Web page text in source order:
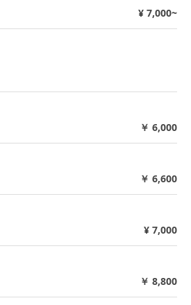
¥ 7,000~
￥ 6,000
￥ 6,600
¥ 7,000
￥ 8,800